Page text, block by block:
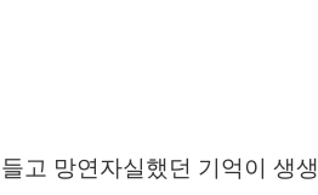
고 망연자실했던 기억이 생생